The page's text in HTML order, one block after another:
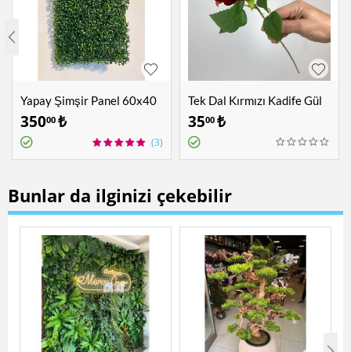
Yapay Şimşir Panel 60x40
cm
35000 ₺
(3)
Tek Dal Kırmızı Kadife Gül
3500 ₺
Bunlar da ilginizi çekebilir